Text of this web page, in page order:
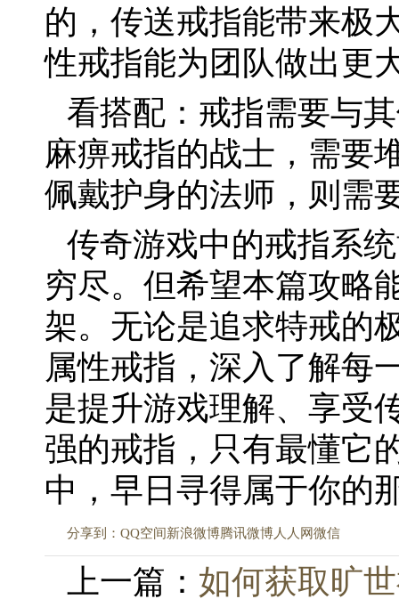
的，传送戒指能带来极
性戒指能为团队做出更
看搭配：戒指需要与
麻痹戒指的战士，需要
佩戴护身的法师，则需
传奇游戏中的戒指系
穷尽。但希望本篇攻略
架。无论是追求特戒的
属性戒指，深入了解每
是提升游戏理解、享受
强的戒指，只有最懂它
中，早日寻得属于你的
分享到： QQ空间新浪微博腾讯微博人人网微信
上一篇： 如何获取旷